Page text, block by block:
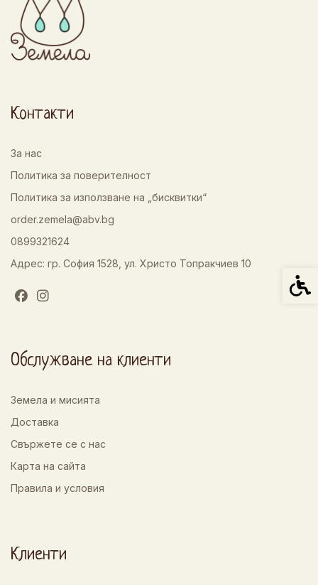
Контакти
За нас
Политика за поверителност
Политика за използване на „бисквитки“
order.zemela@abv.bg
0899321624
Адрес: гр. София 1528, ул. Христо Топракчиев 10
Обслужване на клиенти
Земела и мисията
Доставка
Свържете се с нас
Карта на сайта
Правила и условия
Клиенти